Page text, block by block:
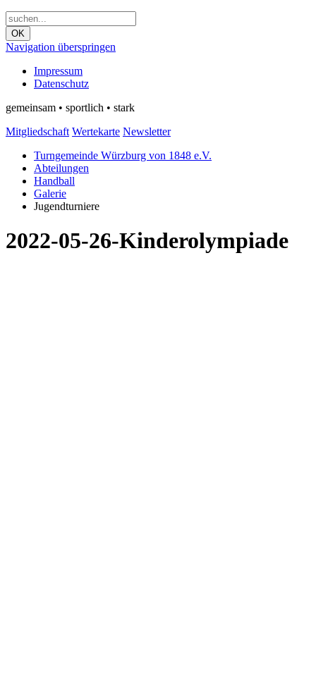
OK
Navigation überspringen
Impressum
Datenschutz
gemeinsam • sportlich • stark
Mitgliedschaft Wertekarte Newsletter
Turngemeinde Würzburg von 1848 e.V.
Abteilungen
Handball
Galerie
Jugendturniere
2022-05-26-Kinderolympiade